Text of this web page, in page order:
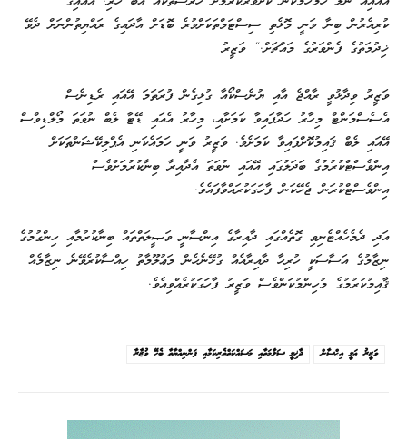
ކުރިއެރުން ބިނާ ވަނީ މޮޅެތި ސިސްޓަމްތަކަށްވުރެ ބޮޑަށް އާދައިގެ ރައްޔިތުންނަށް ދެވޭ
ޚިދުމަތުގެ ފެންވަރުގެ މައްޗަށް.“ ވަޒީރު
ވަޒީރު ވިދާޅުވީ ރާއްޖެ އާއި ޔުނެސްކޯއާ ގުޅިގެން ފުރަތަމަ އޭއައި ރެޑިނެސް
އެސެސްމަންޓް މިހާރު ހަދާފައިވާ ކަމަށާއި، މިހާރު އެއައި ޑޭޓާ ލެބް ނުވަތަ މޯލްޑިވްސް
އޭއައި ލެބް ޤައިމުކޮށްފައިވާ ކަމަށެވެ. ވަޒީރު ވަނީ ހަމައެކަނި އެޕްލިކޭޝަންތަކަށް
އިންވެސްޓްކުރުމުގެ ބަދަލުގައި އޭއައި ނުވަތަ އެދާއިރާ ބިނާކުރުމަށްވެސް
އިންވެސްޓްކުރަން ޖެހޭކަން ފާހަގަކުރައްވާފައެވެ.
އަދި ދެމެހެއްޓެނިވި ގޮތެއްގައި ދާއިރާގެ އިންސާނީ ވަޞީލަތްތައް ބިނާކުރުމާއި ހިންގުމުގެ
ނިޒާމުގެ އަސާސަކީ ހުރިހާ ދާއިރާއެއް ގުޅޭނެހެން މަޢުލޫމާތު ހިއްސާކުރެވޭނެ ނިޒާމެއް
ޤާއިމުކުރުމުގެ މުހިންމުކަންވެސް ވަޒީރު ފާހަގަކުރެއްވިއެވެ.
ވަޒީރު ޢަލީ އިޙްސާން ދާޚިލީ ސަލާމަތާއި މަސައްކަތްތެރިކަމާއި ފަންނިއްޔާތާ ބެހޭ ވުޒާރާ